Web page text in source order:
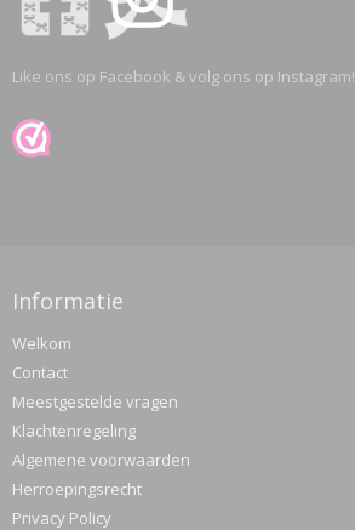
Like ons op Facebook & volg ons op Instagram!
Informatie
Welkom
Contact
Meestgestelde vragen
Klachtenregeling
Algemene voorwaarden
Herroepingsrecht
Privacy Policy